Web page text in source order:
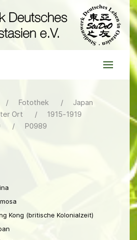
Fotothek
Japan
Ort
1915-1919
P0989
Kong (britische Kolonialzeit)